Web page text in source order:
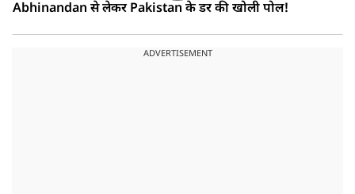
Abhinandan से लेकर Pakistan के डर की खोली पोल!
ADVERTISEMENT